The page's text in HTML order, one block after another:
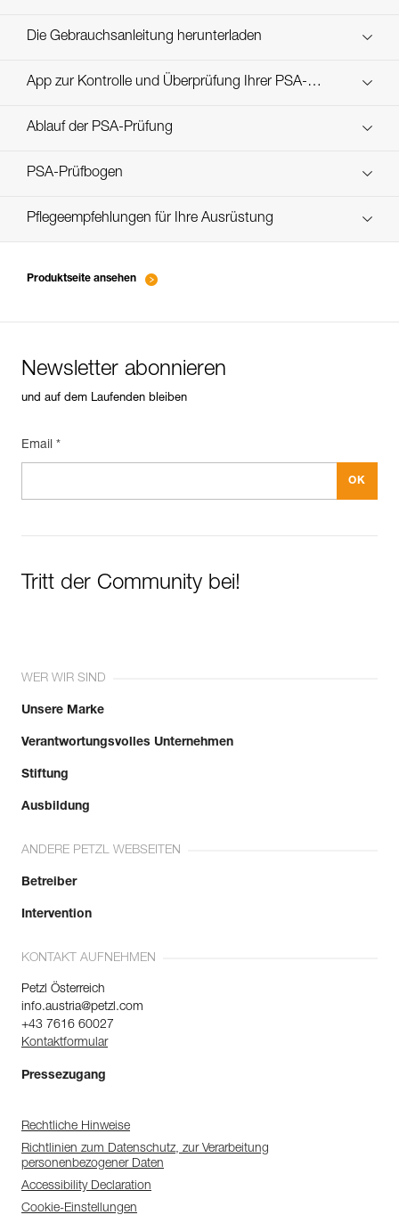
Custom_casques_DE
Die Gebrauchsanleitung herunterladen
Technical Notice
Technical Notice
App zur Kontrolle und Überprüfung Ihrer PSA-
Bestände Entdecken Sie ePPEcentre
Ablauf der PSA-Prüfung
verif-EPI-casques-PRO-procedure-DE
PSA-Prüfbogen
verif-EPI-casque-PRO-suivi-DE
Pflegeempfehlungen für Ihre Ausrüstung
Produktseite ansehen
Newsletter abonnieren
und auf dem Laufenden bleiben
Email *
Tritt der Community bei!
WER WIR SIND
Unsere Marke
Verantwortungsvolles Unternehmen
Stiftung
Ausbildung
ANDERE PETZL WEBSEITEN
Betreiber
Intervention
KONTAKT AUFNEHMEN
Petzl Österreich
info.austria@petzl.com
+43 7616 60027
Kontaktformular
Pressezugang
Rechtliche Hinweise
Richtlinien zum Datenschutz, zur Verarbeitung
personenbezogener Daten
Accessibility Declaration
Cookie-Einstellungen